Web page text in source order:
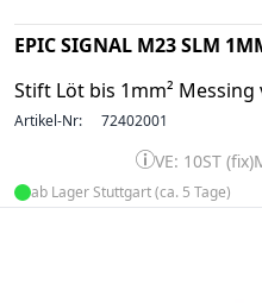
EPIC SIGNAL M23 SLM
Stift Löt bis 1mm²
Artikel-Nr: 72402001
VE: 10ST (fix)
ab Lager Stuttgart (ca. 5 Tage)